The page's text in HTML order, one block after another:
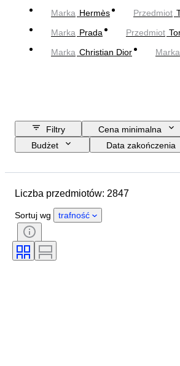
Marka Hermès Przedmiot
Marka Prada Przedmiot
Marka Christian Dior Marka
Filtry
Cena minimalna
Budżet
Data zakończenia
Kraj pochodzenia
Stan
Kolor
Akcesoria w zestawie
Wzór
Rozmiar na przedmiocie
Liczba przedmiotów: 2847
Sortuj wg trafność